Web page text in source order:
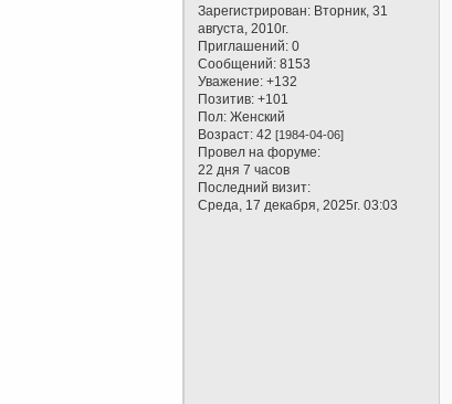
Зарегистрирован: Вторник, 31
августа, 2010г.
Приглашений: 0
Сообщений: 8153
Уважение: +132
Позитив: +101
Пол: Женский
Возраст: 42[1984-04-06]
Провел на форуме:
22 дня 7 часов
Последний визит:
Среда, 17 декабря, 2025г. 03:03